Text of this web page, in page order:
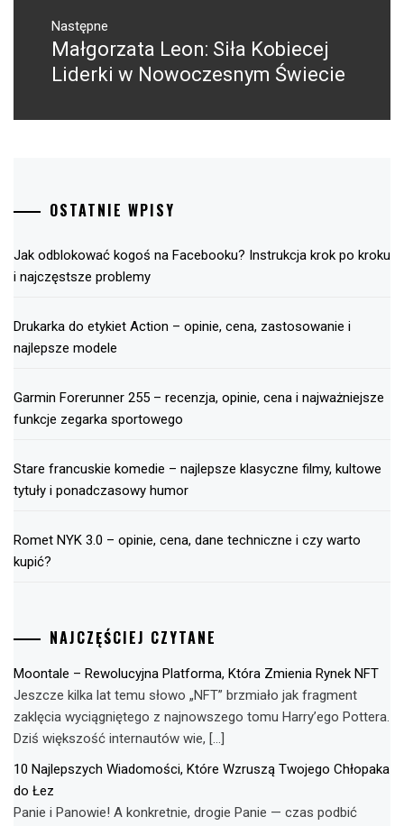
Następne
Następny
post:
Małgorzata Leon: Siła Kobiecej
Liderki w Nowoczesnym Świecie
OSTATNIE WPISY
Jak odblokować kogoś na Facebooku? Instrukcja krok po kroku
i najczęstsze problemy
Drukarka do etykiet Action – opinie, cena, zastosowanie i
najlepsze modele
Garmin Forerunner 255 – recenzja, opinie, cena i najważniejsze
funkcje zegarka sportowego
Stare francuskie komedie – najlepsze klasyczne filmy, kultowe
tytuły i ponadczasowy humor
Romet NYK 3.0 – opinie, cena, dane techniczne i czy warto
kupić?
NAJCZĘŚCIEJ CZYTANE
Moontale – Rewolucyjna Platforma, Która Zmienia Rynek NFT
Jeszcze kilka lat temu słowo „NFT” brzmiało jak fragment
zaklęcia wyciągniętego z najnowszego tomu Harry’ego Pottera.
Dziś większość internautów wie, […]
10 Najlepszych Wiadomości, Które Wzruszą Twojego Chłopaka
do Łez
Panie i Panowie! A konkretnie, drogie Panie — czas podbić